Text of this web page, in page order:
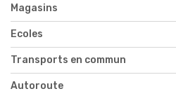
Magasins
Ecoles
Transports en commun
Autoroute